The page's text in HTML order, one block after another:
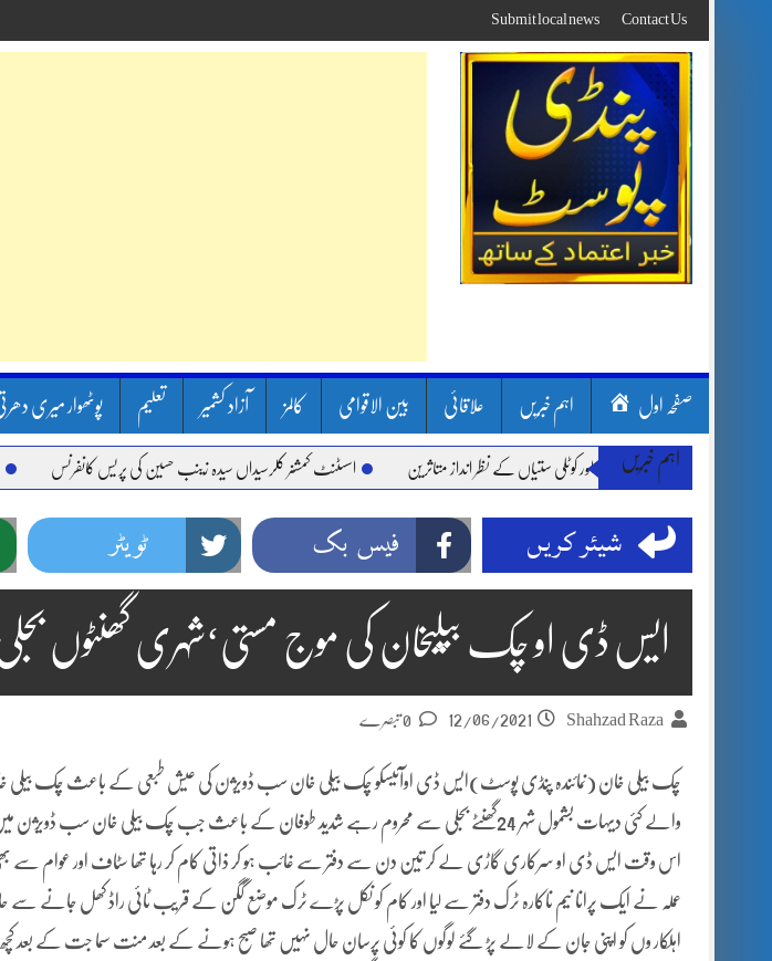
to
content
Contact Us
Submit local news
صفحہ اول اہم خبریں علاقائی بین الاقوامی کالمز آزاد کشمیر تعلیم پوٹھوار میری
اہم خبریں
بارشیں، لینڈ سلائیڈنگ اور کوٹلی ستیاں کے نظر انداز متاثرین اسسٹنٹ کمشنر کلرسیداں سیدہ زینب حسین کی پریس کانفرنس شہید
شیئر کریں فیس بک ٹویٹر
ایس ڈی او چک بیلیخان کی موج مستی‘شہری گھنٹوں
Shahzad Raza
12/06/2021
چک بیلی خان (نمائندہ پنڈی پوسٹ)ایس ڈی اوآئیسکو چک بیلی خان سب ڈویژن کی عیش طبعی کے باعث چک
والے کئی دیہات بشمول شہر 24گھنٹے بجلی سے محروم رہے شدید طوفان کے باعث جب چک بیلی خان سب
اس وقت ایس ڈی او سرکاری گاڑی لے کر تین دن سے دفتر سے غائب ہو کر ذاتی کام کر رہا تھا سٹاف اور عوام سے بھی
عملہ نے ایک پرانا نیم ناکارہ ٹرک دفتر سے لیا اور کام کو نکل پڑے ٹرک موضع گگن کے قریب ٹائی راڈ کھل جانے سے
اہلکار وں کو اپنی جان کے لالے پڑ گئے لوگوں کا کوئی پرسان حال نہیں تھا صبح ہونے کے بعد منت سما جت کے بعد کچھ